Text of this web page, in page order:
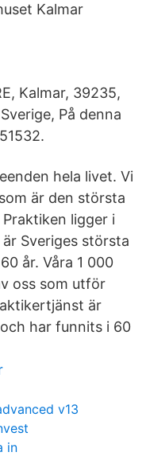
Kalmar
Kalmar, 39235,
På denna
hela livet. Vi
är den största
ligger i
Sveriges största
år. Våra 1 000
oss som utför
är
har funnits i 60
v13
in